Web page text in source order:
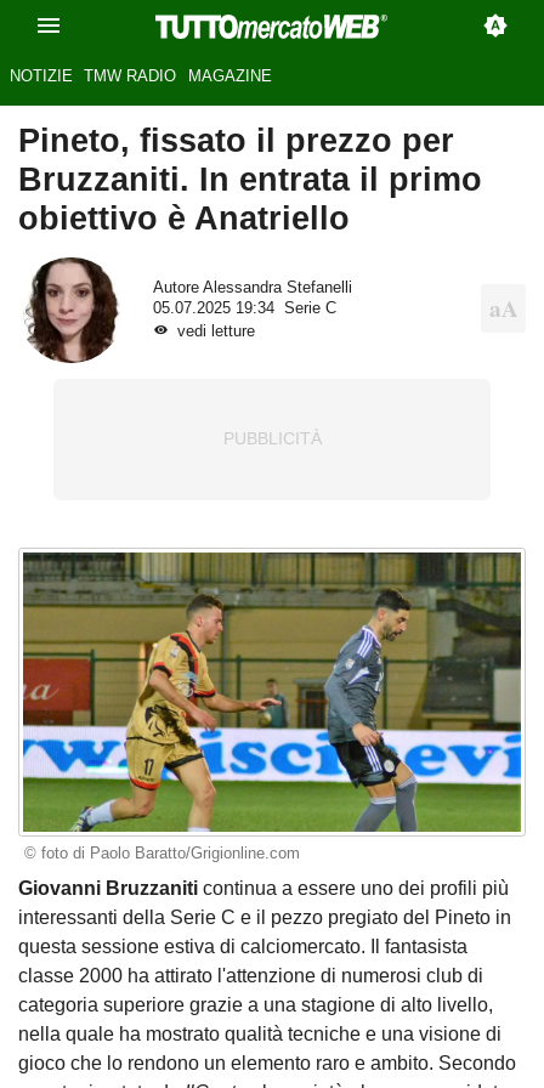
NOTIZIE TMW RADIO MAGAZINE
Pineto, fissato il prezzo per
Bruzzaniti. In entrata il primo
obiettivo è Anatriello
Autore Alessandra Stefanelli
05.07.2025 19:34
Serie C
vedi letture
© foto di Paolo Baratto/Grigionline.com
Giovanni Bruzzaniti continua a essere uno dei profili più
interessanti della Serie C e il pezzo pregiato del Pineto in
questa sessione estiva di calciomercato. Il fantasista
classe 2000 ha attirato l'attenzione di numerosi club di
categoria superiore grazie a una stagione di alto livello,
nella quale ha mostrato qualità tecniche e una visione di
gioco che lo rendono un elemento raro e ambito. Secondo